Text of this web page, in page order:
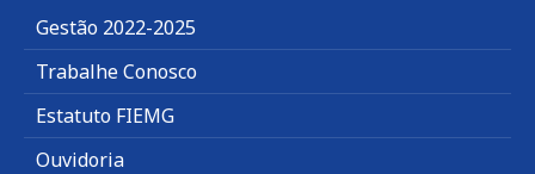
Gestão 2022-2025
Trabalhe Conosco
Estatuto FIEMG
Ouvidoria